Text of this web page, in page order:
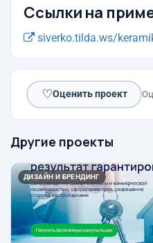
Ссылки на
siverko.tilda.ws/
♡Оценить проект
Другие проекты
ДИЗАЙН И БРЕНДИНГ